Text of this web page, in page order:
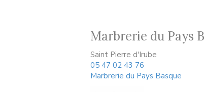
Marbrerie du Pays
Saint Pierre d'Irube
05 47 02 43 76
Marbrerie du Pays Basque